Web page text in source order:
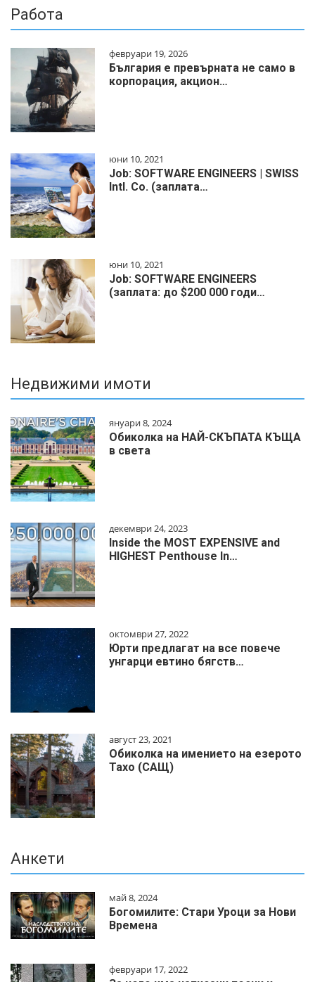
Работа
февруари 19, 2026
България е превърната не само в
корпорация, акцион…
юни 10, 2021
Job: SOFTWARE ENGINEERS | SWISS
Intl. Co. (заплата…
юни 10, 2021
Job: SOFTWARE ENGINEERS
(заплата: до $200 000 годи…
Недвижими имоти
януари 8, 2024
Обиколка на НАЙ-СКЪПАТА КЪЩА
в света
декември 24, 2023
Inside the MOST EXPENSIVE and
HIGHEST Penthouse In…
октомври 27, 2022
Юрти предлагат на все повече
унгарци евтино бягств…
август 23, 2021
Обиколка на имението на езерото
Тахо (САЩ)
Анкети
май 8, 2024
Богомилите: Стари Уроци за Нови
Времена
февруари 17, 2022